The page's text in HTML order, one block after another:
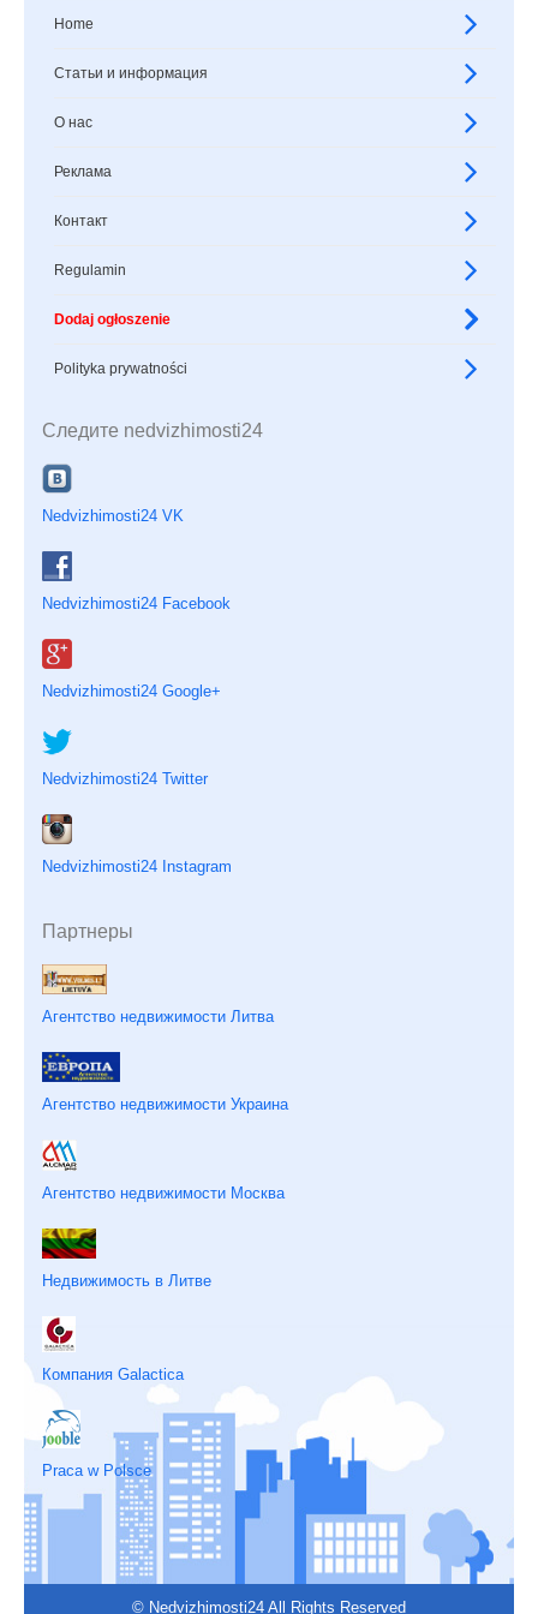
Home
Статьи и информация
О нас
Реклама
Контакт
Regulamin
Dodaj ogłoszenie
Polityka prywatności
Следите nedvizhimosti24
Nedvizhimosti24 VK
Nedvizhimosti24 Facebook
Nedvizhimosti24 Google+
Nedvizhimosti24 Twitter
Nedvizhimosti24 Instagram
Партнеры
Агентство недвижимости Литва
Агентство недвижимости Украина
Агентство недвижимости Москва
Недвижимость в Литве
Компания Galactica
Praca w Polsce
© Nedvizhimosti24 All Rights Reserved